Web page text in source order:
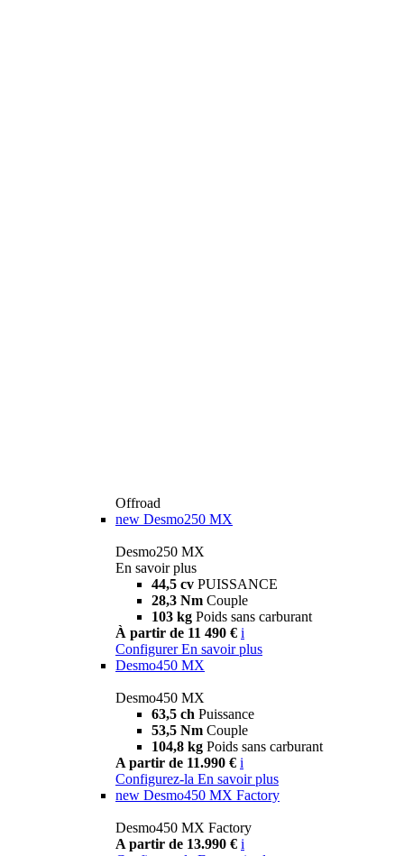
Offroad
new Desmo250 MX
Desmo250 MX
En savoir plus
44,5 cv PUISSANCE
28,3 Nm Couple
103 kg Poids sans carburant
À partir de 11 490 € i
Configurer En savoir plus
Desmo450 MX
Desmo450 MX
63,5 ch Puissance
53,5 Nm Couple
104,8 kg Poids sans carburant
A partir de 11.990 € i
Configurez-la En savoir plus
new Desmo450 MX Factory
Desmo450 MX Factory
A partir de 13.990 € i